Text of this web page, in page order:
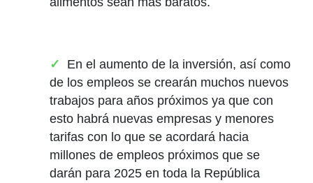
En el aumento de la inversión, así como
de los empleos se crearán muchos nuevos
trabajos para años próximos ya que con
esto habrá nuevas empresas y menores
tarifas con lo que se acordará hacia
millones de empleos próximos que se
darán para 2025 en toda la República